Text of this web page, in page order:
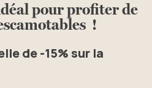
pour profiter de
!
de -15% sur la